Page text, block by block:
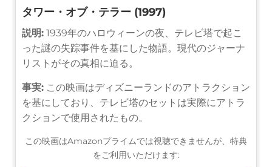
タワー・オブ・テラー (1997)
説明: 1939年のハロウィーンの夜、テレビ塔で起こ
った謎の失踪事件を基にした物語。現代のジャーナ
リストがその真相に迫る。
事実: この映画はディズニーランドのアトラクション
を基にしており、テレビ塔のセットは実際にアトラ
クションで使用されたもの。
この映画はAmazonプライムでは視聴できませんが、特典
をご利用いただけます: